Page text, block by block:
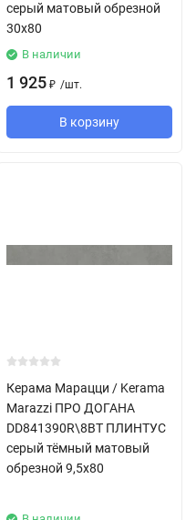
серый матовый обрезной
30x80
В наличии
1 925 ₽ /шт.
В корзину
Керама Марацци / Kerama
Marazzi ПРО ДОГАНА
DD841390R\8BT ПЛИНТУС
серый тёмный матовый
обрезной 9,5x80